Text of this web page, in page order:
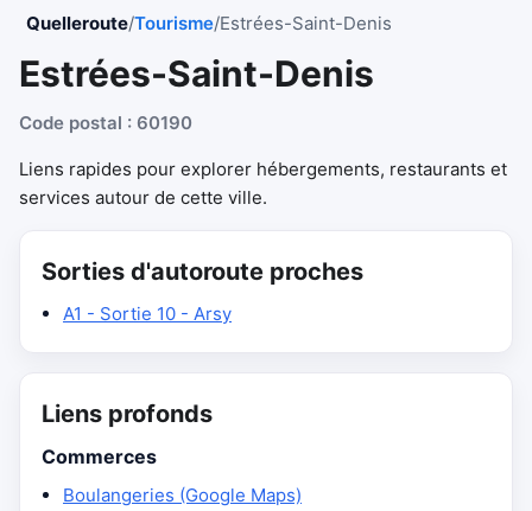
Quelleroute/Tourisme/Estrées-Saint-Denis
Estrées-Saint-Denis
Code postal : 60190
Liens rapides pour explorer hébergements, restaurants et
services autour de cette ville.
Sorties d'autoroute proches
A1 - Sortie 10 - Arsy
Liens profonds
Commerces
Boulangeries (Google Maps)